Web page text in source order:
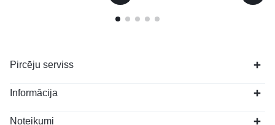
Pircēju serviss
Informācija
Noteikumi